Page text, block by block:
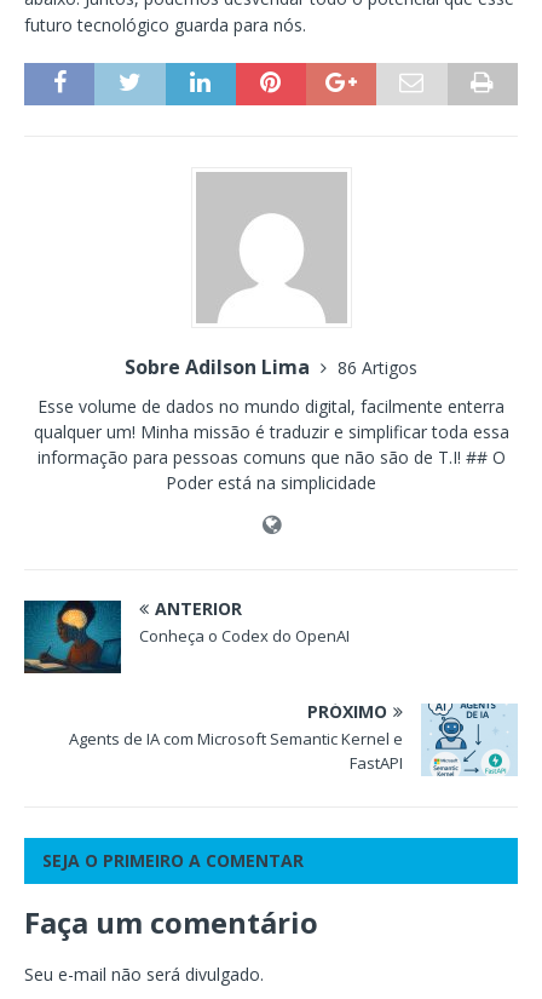
futuro tecnológico guarda para nós.
Sobre Adilson Lima
86 Artigos
Esse volume de dados no mundo digital, facilmente enterra
qualquer um! Minha missão é traduzir e simplificar toda essa
informação para pessoas comuns que não são de T.I! ## O
Poder está na simplicidade
ANTERIOR
Conheça o Codex do OpenAI
PRÓXIMO
Agents de IA com Microsoft Semantic Kernel e
FastAPI
SEJA O PRIMEIRO A COMENTAR
Faça um comentário
Seu e-mail não será divulgado.